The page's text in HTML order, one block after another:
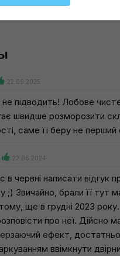
22.09.2025
підводить! Лобове
швидше розморозити
саме її беру не перший
22.06.2024
в червні написати відгук
;) Звичайно, брали її тут
ще в грудні 2023
про неї. Дійсно
ефект,
ввімкнути